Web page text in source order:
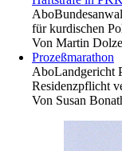
Abo
für kurdischen
Von Martin
Prozeßmarathon
AboLandgericht
Residenzpflicht
Von Susan